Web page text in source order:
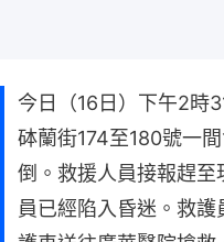
今日（16日）下午2時
砵蘭街174至180號一
倒。救援人員接報趕
員已經陷入昏迷。救